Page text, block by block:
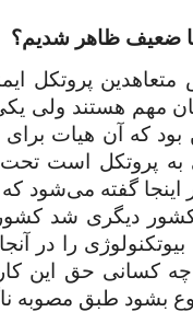
ما ضعیف ظاهر شدیم؟
پروتکل
مهم هستند ولی یکی
که آن هیات برای
به پروتکل است
اینجا گفته می‌شود
کشور دیگری شد
را در
کسانی حق این
طبق مصوبه